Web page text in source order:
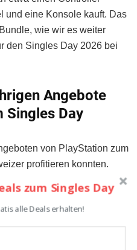
und eine Konsole kauft. Das
wie wir es weiter
den Singles Day 2026 bei
Angebote
Singles Day
von PlayStation zum
profitieren konnten.
in Thailand konnten die
Rabatten bekommen. Ob
wissen wir nicht. Für uns
für den Singles Day 2026
zum Singles Day
alle Deals erhalten!